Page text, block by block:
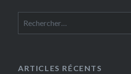
ARTICLES RÉCENTS